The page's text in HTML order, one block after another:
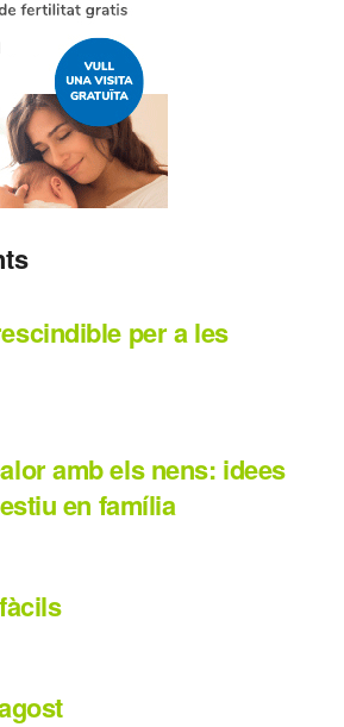
per a les
amb els nens: idees
en família